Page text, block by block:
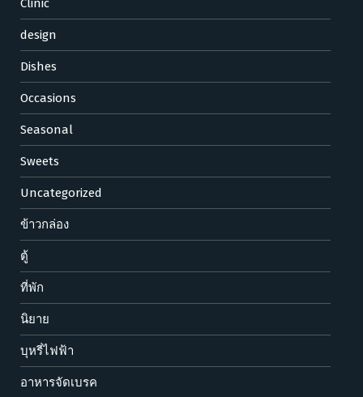
Clinic
design
Dishes
Occasions
Seasonal
Sweets
Uncategorized
ข้าวกล่อง
ตู้
ที่พัก
นิยาย
บุหรี่ไฟฟ้า
อาหารจัดเบรค